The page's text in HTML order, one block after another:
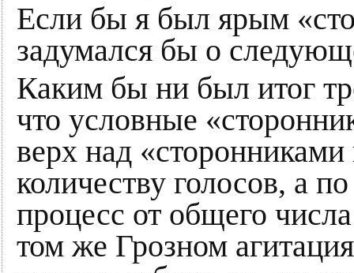
Если бы я был ярым
задумался бы о
Каким бы ни был итог
что условные
верх над
количеству голосов, а
процесс от общего
том же Грозном